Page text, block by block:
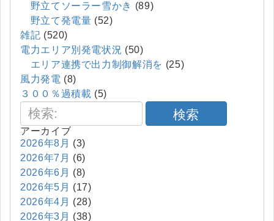
野立てソーラー雪かき (89)
野立て発電量 (52)
雑記 (520)
電力エリア別発電状況 (50)
エリア連携で出力制御解消を (25)
風力発電 (8)
３００％過積載 (5)
検索
アーカイブ
2026年8月 (3)
2026年7月 (6)
2026年6月 (8)
2026年5月 (17)
2026年4月 (28)
2026年3月 (38)